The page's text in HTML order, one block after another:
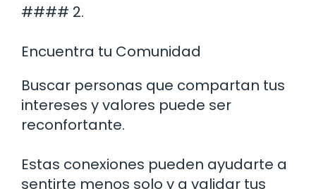
#### 2.
Encuentra tu Comunidad
Buscar personas que compartan tus
intereses y valores puede ser
reconfortante.
Estas conexiones pueden ayudarte a
sentirte menos solo y a validar tus